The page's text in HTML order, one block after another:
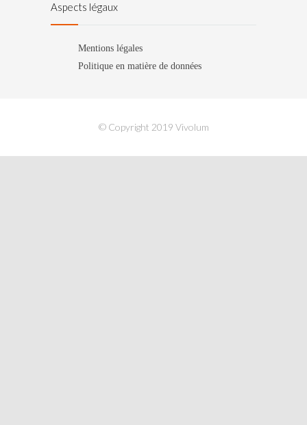
Aspects légaux
Mentions légales
Politique en matière de données
© Copyright 2019 Vivolum